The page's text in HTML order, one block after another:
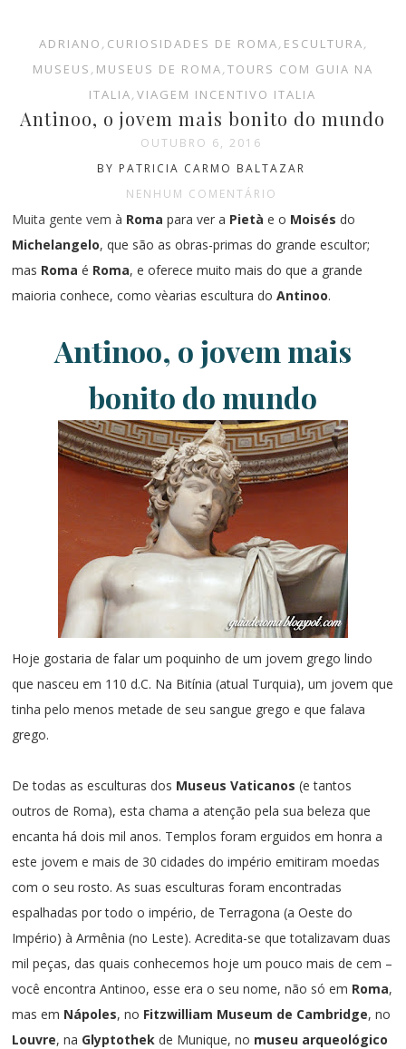
ADRIANO , CURIOSIDADES DE ROMA, ESCULTURA,
MUSEUS , MUSEUS DE ROMA, TOURS COM GUIA NA
ITALIA,VIAGEM INCENTIVO ITALIA
Antinoo, o jovem mais bonito do mundo
OUTUBRO 6, 2016
BY PATRICIA CARMO BALTAZAR
NENHUM COMENTÁRIO
Muita gente vemà Romapara ver a Pietàe o Moisésdo
Michelangelo, que são as obras-primas do grande escultor;
mas Romaé Roma, e oferece muito mais do que a grande
maioria conhece, como vèarias escultura doAntinoo.
Antinoo, o jovem mais
bonito do mundo
Hoje gostaria de falar um poquinho de um jovem grego lindo
que nasceu em 110 d.C. Na Bitínia (atual Turquia), um jovem que
tinha pelo menos metade de seu sangue grego e que falava
grego.
De todas as esculturas dos Museus Vaticanos (e tantos
outros de Roma), esta chama a atenção pela sua beleza que
encanta há dois mil anos. Templos foram erguidos em honra a
este jovem e mais de 30 cidades do império emitiram moedas
com o seu rosto. As suas esculturas foram encontradas
espalhadas por todo o império, de Terragona (a Oeste do
Império) à Armênia (no Leste). Acredita-se que totalizavam duas
mil peças, das quais conhecemos hoje um pouco mais de cem –
você encontra Antinoo, esse era o seu nome, não só em Roma,
mas em Nápoles, no Fitzwilliam Museum de Cambridge, no
Louvre, na Glyptothekde Munique, no museu arqueológico